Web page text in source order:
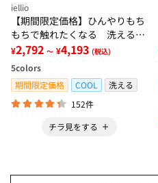
iellio
【期間限定価格】ひんやりもち
もちで触れたくなる 洗えるラ
グ＜低反発・滑りにくい・接触
冷感・防ダニ・カーペット＞
¥2,792 ～ ¥4,193 (税込)
5colors
期間限定価格
COOL
洗える
152件
チラ見をする